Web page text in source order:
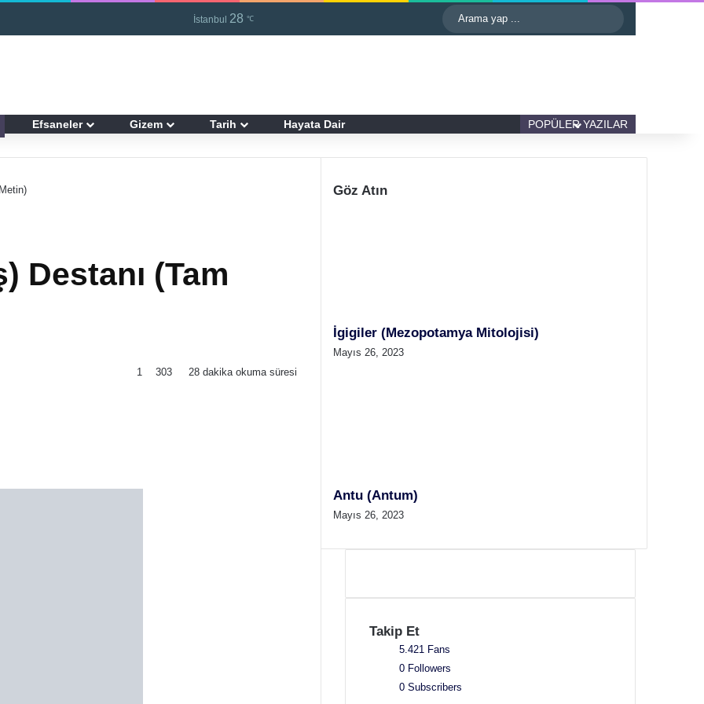
İstanbul 28 ℃ Kenar BölmesiDış görünümü değiştir
Efsaneler Gizem Tarih Hayata Dair Kenar BölmesiDış görünümü değiştir
POPÜLER YAZILAR
Destanı (Tam
1 303 28 dakika okuma süresi
Göz Atın
İgigiler (Mezopotamya Mitolojisi)
Mayıs 26, 2023
Antu (Antum)
Mayıs 26, 2023
Takip Et
5.421 Fans
0 Followers
0 Subscribers